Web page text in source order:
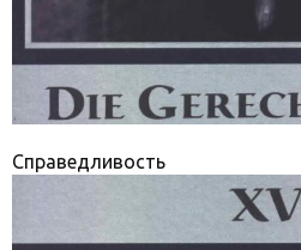
Справедливость